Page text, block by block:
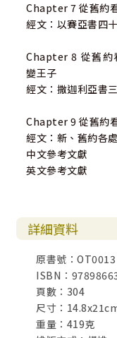
Chapter 7 從舊約
經文：以賽亞書四
Chapter 8 從舊約
變王子
經文：撒迦利亞書
Chapter 9 從舊約
經文：新、舊約各處
中文參考文獻
英文參考文獻
詳細資料
原書號：OT0013
ISBN：
頁數：304
尺寸：
重量：419克